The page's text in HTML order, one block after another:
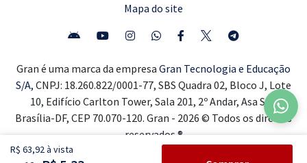
R$ 63,92 à vista
Mapa do site
Gran é uma marca da empresa Gran Tecnologia e Educação
S/A, CNPJ: 18.260.822/0001-77, SBS Quadra 02, Bloco J, Lote
10, Edifício Carlton Tower, Sala 201, 2º Andar, Asa Sul,
Brasília-DF, CEP 70.070-120. Gran - 2026 © Todos os direitos
reservados ®